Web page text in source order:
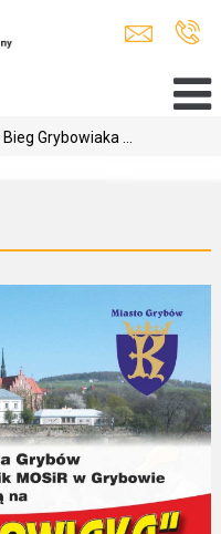
Bieg Grybowiaka ...